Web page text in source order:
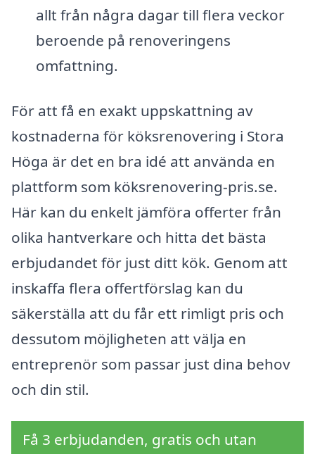
allt från några dagar till flera veckor
beroende på renoveringens
omfattning.
För att få en exakt uppskattning av
kostnaderna för köksrenovering i Stora
Höga är det en bra idé att använda en
plattform som köksrenovering-pris.se.
Här kan du enkelt jämföra offerter från
olika hantverkare och hitta det bästa
erbjudandet för just ditt kök. Genom att
inskaffa flera offertförslag kan du
säkerställa att du får ett rimligt pris och
dessutom möjligheten att välja en
entreprenör som passar just dina behov
och din stil.
Få 3 erbjudanden, gratis och utan